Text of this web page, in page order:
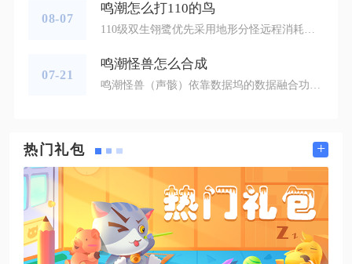
08-07
鸣潮怎么打110的鸟
07-21
鸣潮怪兽怎么合成
热门礼包 +